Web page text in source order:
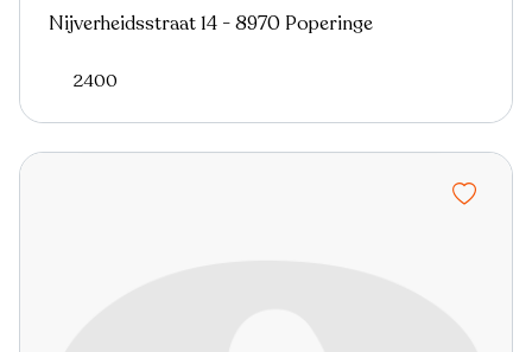
Nijverheidsstraat 14 - 8970 Poperinge
2400